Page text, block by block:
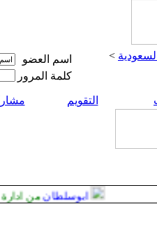
> اسم العضو
كلمة المرور
التقويم
ابوسلطان من ادارة